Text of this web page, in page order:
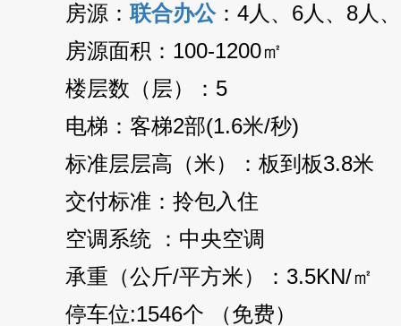
房源：联合办公：4人、6人、8人
房源面积：100-1200㎡
楼层数（层）：5
电梯：客梯2部(1.6米/秒)
标准层层高（米）：板到板3.8米
交付标准：拎包入住
空调系统 ：中央空调
承重（公斤/平方米）：3.5KN/㎡
停车位:1546个 （免费）